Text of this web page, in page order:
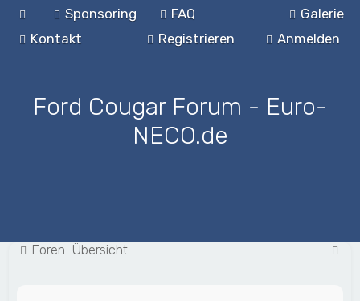
Galerie
Sponsoring
FAQ
Kontakt
Anmelden
Registrieren
Ford Cougar Forum - Euro-
NECO.de
Foren-Übersicht